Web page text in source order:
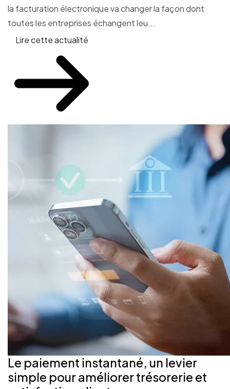
la facturation électronique va changer la façon dont
toutes les entreprises échangent leu...
Lire cette actualité
Le paiement instantané, un levier
simple pour améliorer trésorerie et